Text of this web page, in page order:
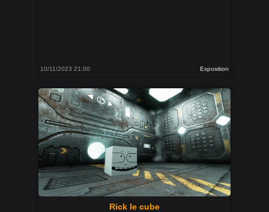
10/11/2023 21:00 Exposition
Rick le cube